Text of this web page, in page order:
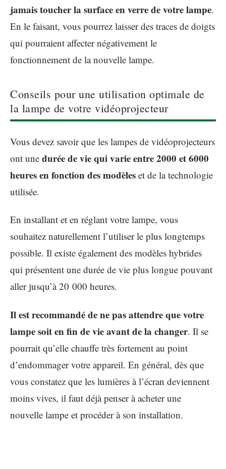
jamais toucher la surface en verre de votre lampe.
En le faisant, vous pourrez laisser des traces de doigts
qui pourraient affecter négativement le
fonctionnement de la nouvelle lampe.
Conseils pour une utilisation optimale de
la lampe de votre vidéoprojecteur
Vous devez savoir que les lampes de vidéoprojecteurs
ont une durée de vie qui varie entre 2000 et 6000
heures en fonction des modèles et de la technologie
utilisée.
En installant et en réglant votre lampe, vous
souhaitez naturellement l’utiliser le plus longtemps
possible. Il existe également des modèles hybrides
qui présentent une durée de vie plus longue pouvant
aller jusqu’à 20 000 heures.
Il est recommandé de ne pas attendre que votre
lampe soit en fin de vie avant de la changer. Il se
pourrait qu’elle chauffe très fortement au point
d’endommager votre appareil. En général, dès que
vous constatez que les lumières à l’écran deviennent
moins vives, il faut déjà penser à acheter une
nouvelle lampe et procéder à son installation.